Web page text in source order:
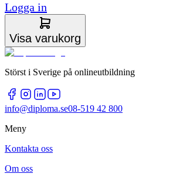
Logga in
Visa varukorg
Störst i Sverige på onlineutbildning
info@diploma.se08-519 42 800
Meny
Kontakta oss
Om oss